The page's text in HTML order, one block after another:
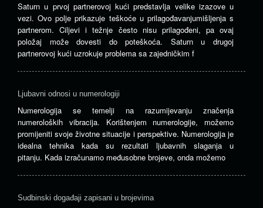
Saturn u prvoj partnerovoj kući predstavlja velike izazove u
vezi. Ovo polje prikazuje teškoće u prilagođavanjumišljenja s
partnerom. Ciljevi i težnje često nisu prilagođeni, pa ovaj
položaj može dovesti do poteškoća. Saturn u drugoj
partnerovoj kući uzrokuje problema sa zajedničkim f
Ljubavni odnosi u numerologiji
Numerologija se temelji na razumijevanju značenja
numeroloških vibracija. Korištenjem numerologije, možemo
promijeniti svoje životne situacije i perspektive. Numerologija je
idealna tehnika kada su rezultati ljubavnih slaganja u
pitanju. Kada izračunamo međusobne brojeve, onda možemo
Sudbinski događaji zapisani u brojevima